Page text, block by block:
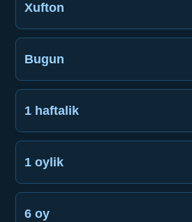
Xufton
Bugun
1 haftalik
1 oylik
6 oy